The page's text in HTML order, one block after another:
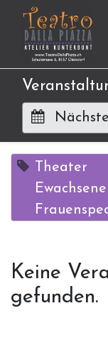
Theater
Ewachsene
Keine
gefunden.